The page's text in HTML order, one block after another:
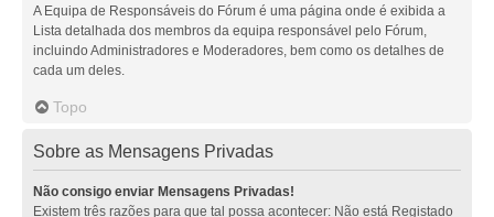
A Equipa de Responsáveis do Fórum é uma página onde é exibida a
Lista detalhada dos membros da equipa responsável pelo Fórum,
incluindo Administradores e Moderadores, bem como os detalhes de
cada um deles.
Topo
Sobre as Mensagens Privadas
Não consigo enviar Mensagens Privadas!
Existem três razões para que tal possa acontecer: Não está Registado